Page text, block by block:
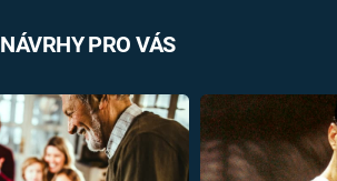
NÁVRHY PRO VÁS